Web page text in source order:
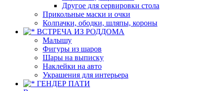
Другое для сервировки стола
Прикольные маски и очки
Колпачки, ободки, шляпы, короны
ВСТРЕЧА ИЗ РОДДОМА
Малышу
Фигуры из шаров
Шары на выписку
Наклейки на авто
Украшения для интерьера
ГЕНДЕР ПАТИ